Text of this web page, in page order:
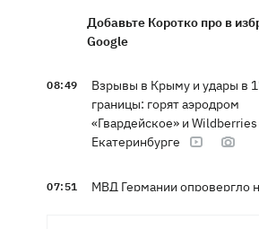
Добавьте Коротко про в
Google
08:49
Взрывы в Крыму и удары в
границы: горят аэродром
«Гвардейское» и Wildberries
Екатеринбурге
07:51
МВД Германии опровергло